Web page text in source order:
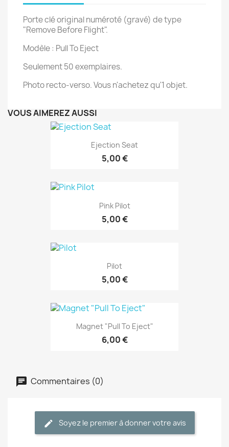
Porte clé original numéroté (gravé) de type
"Remove Before Flight".
Modèle : Pull To Eject
Seulement 50 exemplaires.
Photo recto-verso. Vous n'achetez qu'1 objet.
VOUS AIMEREZ AUSSI
Ejection Seat
5,00 €
Pink Pilot
5,00 €
Pilot
5,00 €
Magnet "Pull To Eject"
6,00 €
Commentaires (0)
Soyez le premier à donner votre avis